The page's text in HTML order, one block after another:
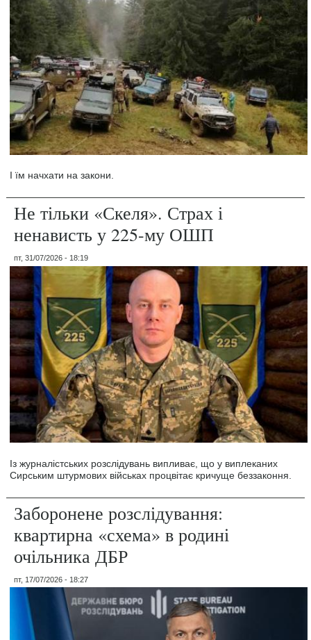
І їм начхати на закони.
Не тільки «Скеля». Страх і
ненависть у 225-му ОШП
пт, 31/07/2026 - 18:19
Із журналістських розслідувань випливає, що у виплеканих
Сирським штурмових військах процвітає кричуще беззаконня.
Заборонене розслідування:
квартирна «схема» в родині
очільника ДБР
пт, 17/07/2026 - 18:27